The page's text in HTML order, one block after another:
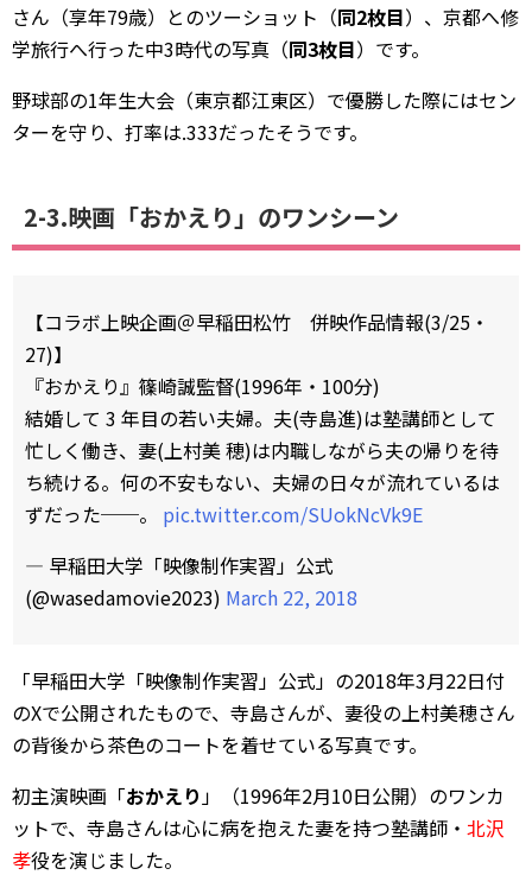
さん（享年79歳）とのツーショット（同2枚目）、京都へ修
学旅行へ行った中3時代の写真（同3枚目）です。
野球部の1年生大会（東京都江東区）で優勝した際にはセン
ターを守り、打率は.333だったそうです。
2-3.映画「おかえり」のワンシーン
【コラボ上映企画＠早稲田松竹 併映作品情報(3/25・
27)】
『おかえり』篠崎誠監督(1996年・100分)
結婚して 3 年目の若い夫婦。夫(寺島進)は塾講師として
忙しく働き、妻(上村美 穂)は内職しながら夫の帰りを待
ち続ける。何の不安もない、夫婦の日々が流れているは
ずだった──。 pic.twitter.com/SUokNcVk9E
— 早稲田大学「映像制作実習」公式
(@wasedamovie2023) March 22, 2018
「早稲田大学「映像制作実習」公式」の2018年3月22日付
のXで公開されたもので、寺島さんが、妻役の上村美穂さん
の背後から茶色のコートを着せている写真です。
初主演映画「おかえり 」（1996年2月10日公開）のワンカ
ットで、寺島さんは心に病を抱えた妻を持つ塾講師・ 北沢
孝役を演じました。